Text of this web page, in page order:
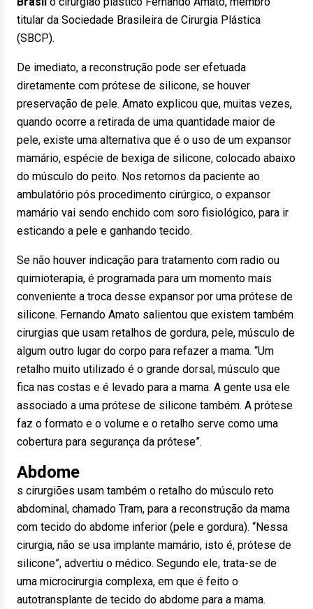
titular da Sociedade Brasileira de Cirurgia Plástica
(SBCP).
De imediato, a reconstrução pode ser efetuada
diretamente com prótese de silicone, se houver
preservação de pele. Amato explicou que, muitas vezes,
quando ocorre a retirada de uma quantidade maior de
pele, existe uma alternativa que é o uso de um expansor
mamário, espécie de bexiga de silicone, colocado abaixo
do músculo do peito. Nos retornos da paciente ao
ambulatório pós procedimento cirúrgico, o expansor
mamário vai sendo enchido com soro fisiológico, para ir
esticando a pele e ganhando tecido.
Se não houver indicação para tratamento com radio ou
quimioterapia, é programada para um momento mais
conveniente a troca desse expansor por uma prótese de
silicone. Fernando Amato salientou que existem também
cirurgias que usam retalhos de gordura, pele, músculo de
algum outro lugar do corpo para refazer a mama. “Um
retalho muito utilizado é o grande dorsal, músculo que
fica nas costas e é levado para a mama. A gente usa ele
associado a uma prótese de silicone também. A prótese
faz o formato e o volume e o retalho serve como uma
cobertura para segurança da prótese”.
Abdome
s cirurgiões usam também o retalho do músculo reto
abdominal, chamado Tram, para a reconstrução da mama
com tecido do abdome inferior (pele e gordura). “Nessa
cirurgia, não se usa implante mamário, isto é, prótese de
silicone”, advertiu o médico. Segundo ele, trata-se de
uma microcirurgia complexa, em que é feito o
autotransplante de tecido do abdome para a mama.